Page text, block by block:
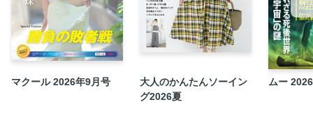
マクール 2026年9月号
大人のかんたんソーイン
グ2026夏
ムー